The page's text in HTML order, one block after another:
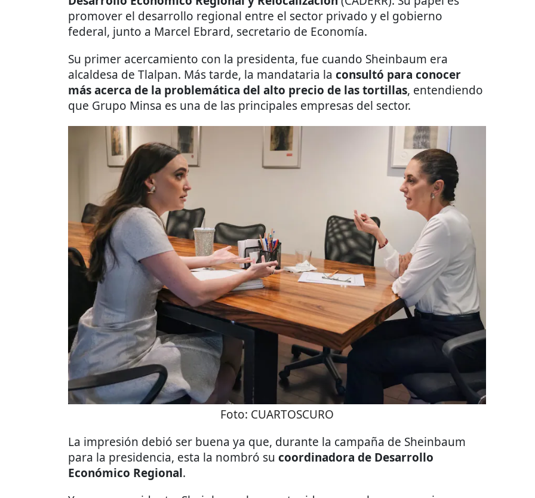
promover el desarrollo regional entre el sector privado y el gobierno
federal, junto a Marcel Ebrard, secretario de Economía.
Su primer acercamiento con la presidenta, fue cuando Sheinbaum era
alcaldesa de Tlalpan. Más tarde, la mandataria la consultó para conocer
más acerca de la problemática del alto precio de las tortillas, entendiendo
que Grupo Minsa es una de las principales empresas del sector.
Foto: CUARTOSCURO
La impresión debió ser buena ya que, durante la campaña de Sheinbaum
para la presidencia, esta la nombró su coordinadora de Desarrollo
Económico Regional.